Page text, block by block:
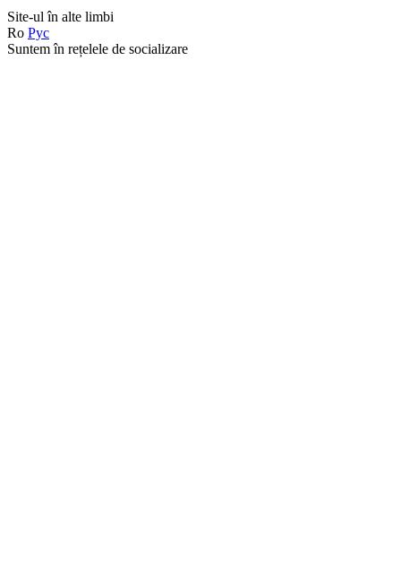
Site-ul în alte limbi
Ro Рус
Suntem în rețelele de socializare